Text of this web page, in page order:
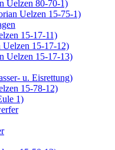
Uelzen 80-70-1)
Uelzen 15-75-1)
15-17-11)
15-17-12)
Uelzen 15-17-13)
u. Eisrettung)
15-78-12)
1)